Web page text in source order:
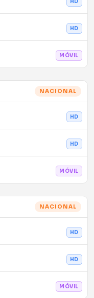
HD
MÓVIL
NACIONAL
HD
HD
MÓVIL
NACIONAL
HD
HD
MÓVIL